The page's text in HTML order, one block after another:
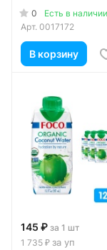
0
Есть в наличии
Арт. 0017172
В корзину
145 ₽ за 1 шт
1 735 ₽ за уп